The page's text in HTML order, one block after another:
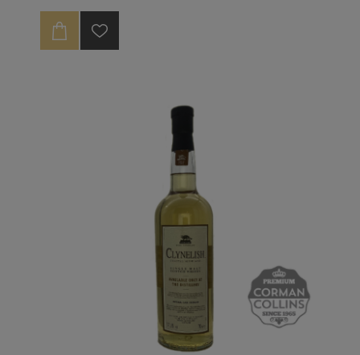
Distillers' Art a collaboré avec des artistes locaux pour
combiner des œuvres d'art époustouflantes avec des
whiskies single cask embouteillés à la force du fût
mm x 325 mm par l'artiste.
Tiré du seul baril numéro 800207 à une force
naturelle de 63,5% ABV, c'est l'une des 191 bouteilles
qui est livrée avec un tube de présentation original et
une impression en édition limitée, fournie sur du
papier de qualité supérieure, à l'intérieur du tube.
L'impression "Clynelish" est tirée d'une magnifique
peinture originale de l'artiste écossais extrêmement
talentueux, Alice Angus - voir les images en médaillon
pour les détails de l'impression.
The Cask and Canvas, une célébration du whisky et